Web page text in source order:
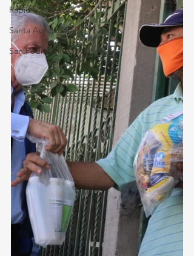
Rapidín Político
Santa Aurelia de los Vientos
San Pedro